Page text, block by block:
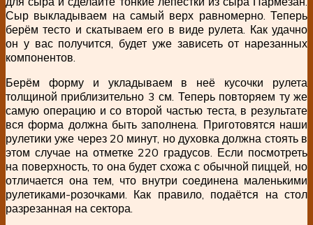
Сыр выкладываем на самый верх равномерно. Теперь
берём тесто и скатываем его в виде рулета. Как удачно
он у вас получится, будет уже зависеть от нарезанных
компонентов.
Берём форму и укладываем в неё кусочки рулета
толщиной приблизительно 3 см. Теперь повторяем ту же
самую операцию и со второй частью теста, в результате
вся форма должна быть заполнена. Приготовятся наши
рулетики уже через 20 минут, но духовка должна стоять в
этом случае на отметке 220 градусов. Если посмотреть
на поверхность, то она будет схожа с обычной пиццей, но
отличается она тем, что внутри соединена маленькими
рулетиками-розочками. Как правило, подаётся на стол
разрезанная на сектора.